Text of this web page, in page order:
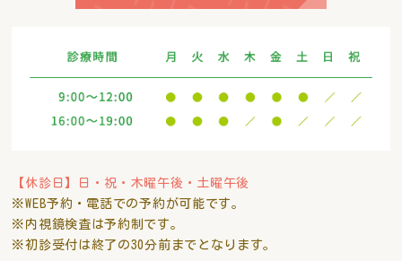
【休診日】日・祝・木曜午後・土曜午後
※WEB予約・電話での予約が可能です。
※内視鏡検査は予約制です。
※初診受付は終了の30分前までとなります。